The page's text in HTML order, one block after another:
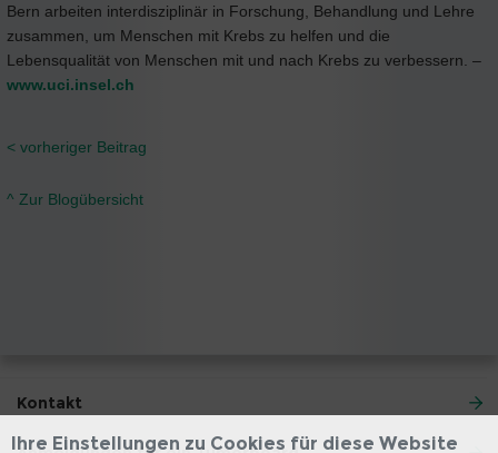
Bern arbeiten interdisziplinär in Forschung, Behandlung und Lehre
zusammen, um Menschen mit Krebs zu helfen und die
Lebensqualität von Menschen mit und nach Krebs zu verbessern. –
www.uci.insel.ch
< vorheriger Beitrag
^ Zur Blogübersicht
Kontakt
Ihre Einstellungen zu Cookies für diese Website